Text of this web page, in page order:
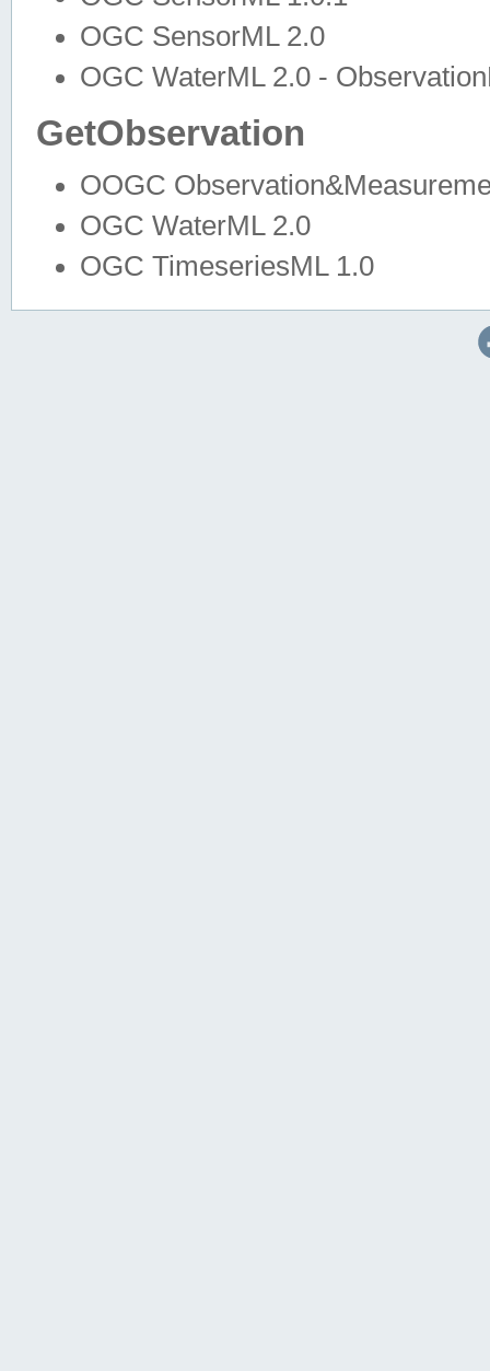
OGC SensorML 2.0
OGC WaterML 2.0 -
GetObservation
OOGC
OGC WaterML 2.0
OGC TimeseriesML 1.0